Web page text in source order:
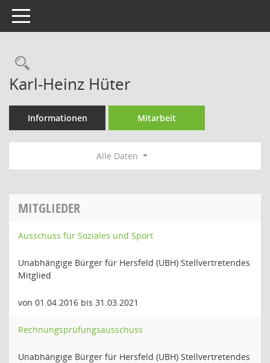
Toggle navigation
Rechercheauswahl
Karl-Heinz Hüter
Informationen Mitarbeit
Alle Daten
MITGLIEDER
Ausschuss für Soziales und Sport
Unabhängige Bürger für Hersfeld (UBH) Stellvertretendes
Mitglied
von 01.04.2016 bis 31.03.2021
Rechnungsprüfungsausschuss
Unabhängige Bürger für Hersfeld (UBH) Stellvertretendes